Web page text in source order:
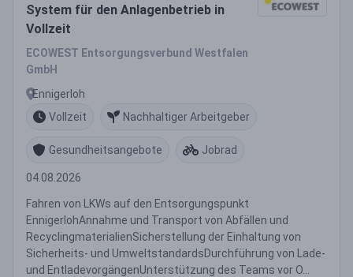
System für den Anlagenbetrieb in
Vollzeit
ECOWEST Entsorgungsverbund Westfalen
GmbH
Ennigerloh
Vollzeit
Nachhaltiger Arbeitgeber
Gesundheitsangebote Jobrad
04.08.2026
Fahren von LKWs auf den Entsorgungspunkt
EnnigerlohAnnahme und Transport von Abfällen und
RecyclingmaterialienSicherstellung der Einhaltung von
Sicherheits- und UmweltstandardsDurchführung von Lade-
und EntladevorgängenUnterstützung des Teams vor O...